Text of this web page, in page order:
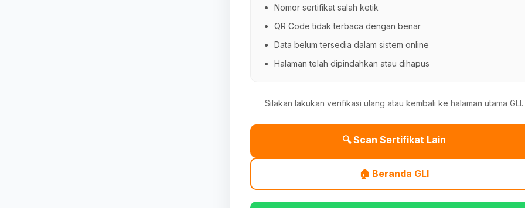
Nomor sertifikat salah ketik
QR Code tidak terbaca dengan benar
Data belum tersedia dalam sistem online
Halaman telah dipindahkan atau dihapus
Silakan lakukan verifikasi ulang atau kembali ke halaman utama GLI.
🔍 Scan Sertifikat Lain
🏠 Beranda GLI